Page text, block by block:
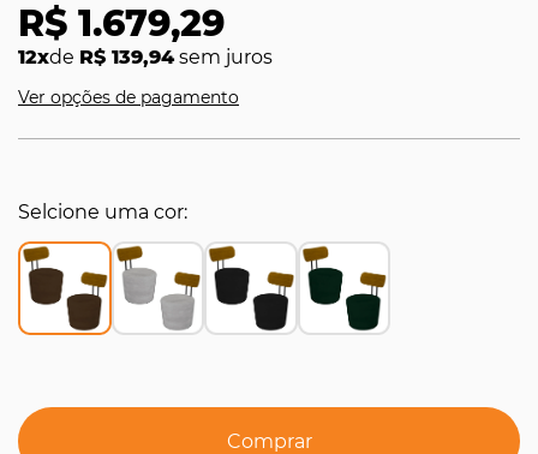
R$ 1.679,29
12xde R$ 139,94sem juros
Ver opções de pagamento
Selcione uma cor
Comprar